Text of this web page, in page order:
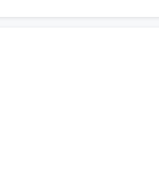
芯，红芯微
电元等品牌
现货欢迎咨询